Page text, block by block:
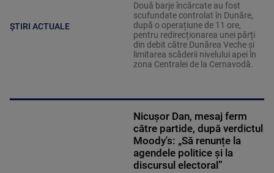
ȘTIRI ACTUALE
Două barje încărcate au fost
scufundate controlat în Dunăre,
după o operațiune de 11 ore,
pentru redirecționarea unei părți
din debit către Dunărea Veche și
limitarea scăderii nivelului apei în
zona Centralei de la Cernavodă.
Nicușor Dan, mesaj ferm
către partide, după verdictul
Moody's: „Să renunțe la
agendele politice şi la
discursul electoral”